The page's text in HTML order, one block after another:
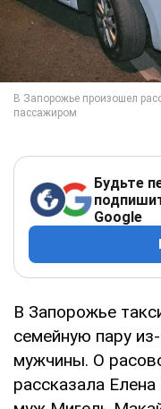
Будьте
Google
В Запорожье
семейную пару
мужчины. О
рассказала